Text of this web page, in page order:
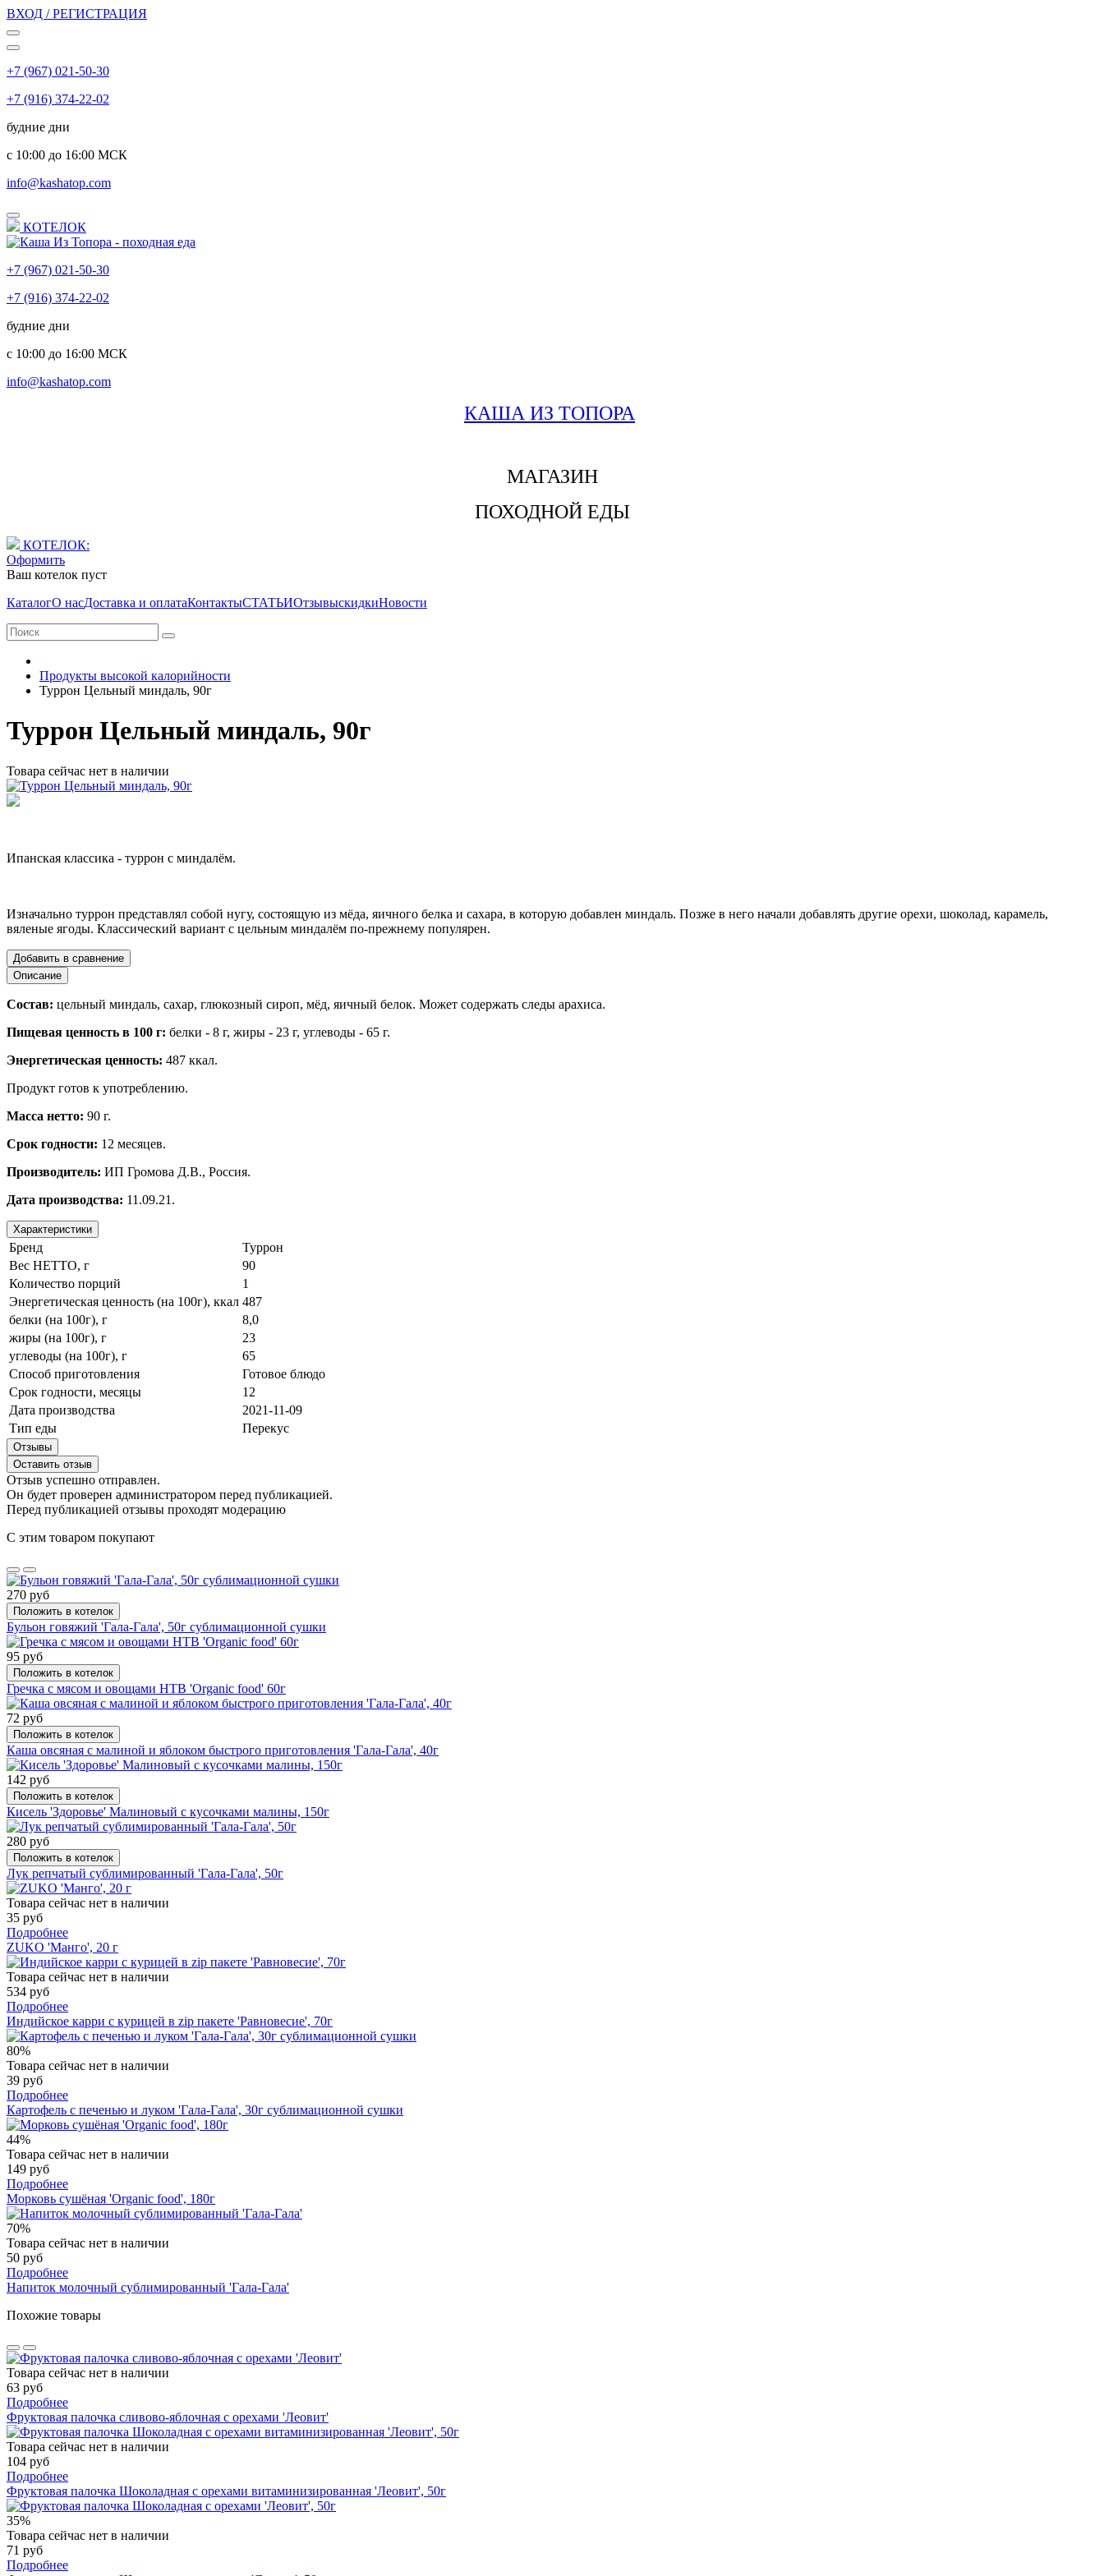
ВХОД / РЕГИСТРАЦИЯ
+7 (967) 021-50-30
+7 (916) 374-22-02
будние дни
с 10:00 до 16:00 МСК
info@kashatop.com
КОТЕЛОК
+7 (967) 021-50-30
+7 (916) 374-22-02
будние дни
с 10:00 до 16:00 МСК
info@kashatop.com
КАША ИЗ ТОПОРА
МАГАЗИН
ПОХОДНОЙ ЕДЫ
КОТЕЛОК:
Оформить
Ваш котелок пуст
КаталогО насДоставка и оплатаКонтактыСТАТЬИОтзывыскидкиНовости
Продукты высокой калорийности
Туррон Цельный миндаль, 90г
Туррон Цельный миндаль, 90г
Товара сейчас нет в наличии
Ипанская классика - туррон с миндалём.
Изначально туррон представлял собой нугу, состоящую из мёда, яичного белка и сахара, в которую добавлен миндаль. Позже в него начали добавлять другие орехи, шоколад, карамель,
вяленые ягоды. Классический вариант с цельным миндалём по-прежнему популярен.
Добавить в сравнение
Описание
Состав: цельный миндаль, сахар, глюкозный сироп, мёд, яичный белок. Может содержать следы арахиса.
Пищевая ценность в 100 г: белки - 8 г, жиры - 23 г, углеводы - 65 г.
Энергетическая ценность: 487 ккал.
Продукт готов к употреблению.
Масса нетто: 90 г.
Срок годности: 12 месяцев.
Производитель: ИП Громова Д.В., Россия.
Дата производства: 11.09.21.
Характеристики
Бренд
Туррон
Вес НЕТТО, г
90
Количество порций
1
Энергетическая ценность (на 100г), ккал 487
белки (на 100г), г
8,0
жиры (на 100г), г
23
углеводы (на 100г), г
65
Способ приготовления
Готовое блюдо
Срок годности, месяцы
12
Дата производства
2021-11-09
Тип еды
Перекус
Отзывы
Оставить отзыв
Отзыв успешно отправлен.
Он будет проверен администратором перед публикацией.
Перед публикацией отзывы проходят модерацию
С этим товаром покупают
270 руб
Положить в котелок
Бульон говяжий 'Гала-Гала', 50г сублимационной сушки
95 руб
Положить в котелок
Гречка с мясом и овощами НТВ 'Organic food' 60г
72 руб
Положить в котелок
Каша овсяная с малиной и яблоком быстрого приготовления 'Гала-Гала', 40г
142 руб
Положить в котелок
Кисель 'Здоровье' Малиновый с кусочками малины, 150г
280 руб
Положить в котелок
Лук репчатый сублимированный 'Гала-Гала', 50г
Товара сейчас нет в наличии
35 руб
Подробнее
ZUKO 'Манго', 20 г
Товара сейчас нет в наличии
534 руб
Подробнее
Индийское карри с курицей в zip пакете 'Равновесие', 70г
80%
Товара сейчас нет в наличии
39 руб
Подробнее
Картофель с печенью и луком 'Гала-Гала', 30г сублимационной сушки
44%
Товара сейчас нет в наличии
149 руб
Подробнее
Морковь сушёная 'Organic food', 180г
70%
Товара сейчас нет в наличии
50 руб
Подробнее
Напиток молочный сублимированный 'Гала-Гала'
Похожие товары
Товара сейчас нет в наличии
63 руб
Подробнее
Фруктовая палочка сливово-яблочная с орехами 'Леовит'
Товара сейчас нет в наличии
104 руб
Подробнее
Фруктовая палочка Шоколадная с орехами витаминизированная 'Леовит', 50г
35%
Товара сейчас нет в наличии
71 руб
Подробнее